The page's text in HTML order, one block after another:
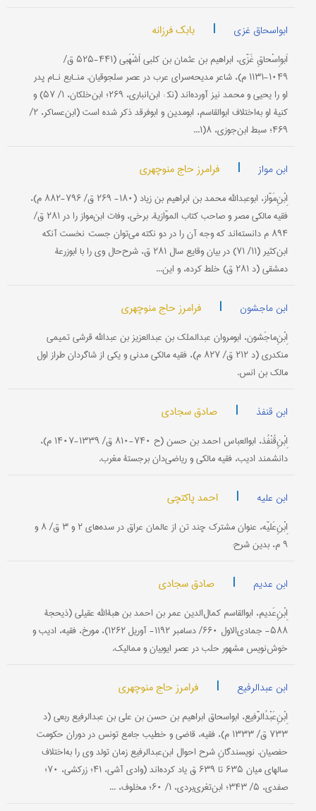
ابواسحاق غزی | بابک فرزانه
اَبو‌اِسْحاقِ غَزّی، ابراهیم بن عثمان بن کلبی اَشْهَبی (۴۴۱-۵۲۵‌ ق/
۱۰۴۹-۱۱۳۱ م)، شاعر مدیحه‌سرای عرب در عصر سلجوقیان. منـابع نـام پدر
او را یحیى و محمد نیز آورده‌اند (نک‍ : ابن‌انباری، ۲۶۹؛ ابن‌خلکان، ۱/ ۵۷) و
کنیۀ او به‌اختلاف ابو‌القاسم، ابو‌مدین و ابو‌فرقد ذکر شده است (ابن‌عساکر، ۲/
۴۶۹؛ سبط ابن‌جوزی، ۸(۱...
ابن مواز | فرامرز حاج منوچهری
اِبْنِ‌مَوّاز، ابوعبد‌الله محمد بن ابراهیم بن زیاد (۱۸۰- ۲۶۹ ق/ ۷۹۶-۸۸۲ م)،
فقیه مالکی مصر و صاحب کتاب الموّازیة. برخی، وفات ابن‌مواز را در ۲۸۱ ق/
۸۹۴ م دانسته‌اند که وجه آن را در دو نکته می‌توان جست: نخست آنکه
ابن‌کثیر (۱۱/ ۷۱) در بیان وقایع سال ۲۸۱ ق، شرح‌حال وی را با ابوزرعۀ
دمشقی (د ۲۸۱ ق) خلط کرده، و این...
ابن ماجشون | فرامرز حاج منوچهری
اِبْنِ‌ماجَشون، ابومروان عبدالملک بن عبدالعزیز بن عبدالله قرشی تمیمی
منکدری (د ۲۱۲ ق/ ۸۲۷ م)، فقیه مالکی مدنی و یکی از شاگردان طراز اول
مالک بن انس.
ابن قنفذ | صادق سجادی
اِبْنِ‌قُنْفُذ، ابوالعباس احمد بن حسن (ح ۷۴۰-۸۱۰ ق/ ۱۳۳۹-۱۴۰۷ م)،
دانشمند ادیب، فقیه مالکی و ریاضی‌دان برجستۀ مغرب.
ابن علیه | احمد پاکتچی
اِبْنِ‌عَلیّه، عنوان مشترک چند تن از عالمان عراق در سده‌های ۲ و ۳ ق/ ۸ و
۹ م، بدین شرح:
ابن عدیم | صادق سجادی
اِبْنِ‌عَدیم، ابوالقاسم کمال‌الدین عمر بن احمد بن هبةالله عقیلی (ذیحجۀ
۵۸۸- جمادی‌الاول ۶۶۰/ دسامبر ۱۱۹۲- آوریل ۱۲۶۲)، مورخ، فقیه، ادیب و
خوش‌نویس مشهور حلب در عصر ایوبیان و ممالیک.
ابن عبدالرفیع | فرامرز حاج منوچهری
اِبْنِ‌عَبْدُالرَّفیع، ابواسحاق ابراهیم بن حسن بن علی بن عبدالرفیع ربعی (د
۷۳۳ ق/ ۱۳۳۳ م)، فقیه، قاضی و خطیب جامع تونس در دوران حکومت
حفصیان. نویسندگانِ شرح احوال ابن‌عبدالرفیع زمان تولد وی را به‌اختلاف
سالهای میان ۶۳۵ تا ۶۳۹ ق یاد کرده‌اند (وادی آشی، ۴۱؛ زرکشی، ۷۰؛
صفدی، ۵/ ۳۴۳؛ ابن‌تغری‌بردی، ۱/ ۶۰؛ مخلوف، ...